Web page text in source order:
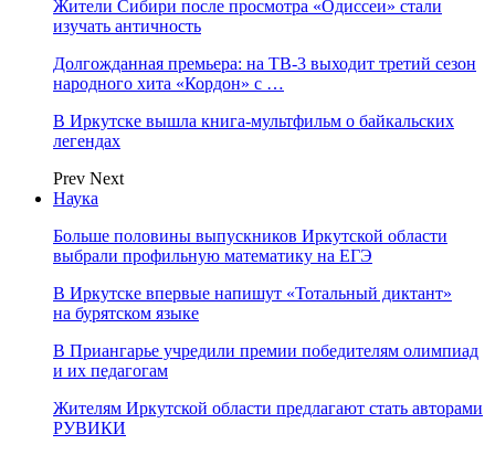
Жители Сибири после просмотра «Одиссеи» стали
изучать античность
Долгожданная премьера: на ТВ-3 выходит третий сезон
народного хита «Кордон» с …
В Иркутске вышла книга-мультфильм о байкальских
легендах
Prev Next
Наука
Больше половины выпускников Иркутской области
выбрали профильную математику на ЕГЭ
В Иркутске впервые напишут «Тотальный диктант»
на бурятском языке
В Приангарье учредили премии победителям олимпиад
и их педагогам
Жителям Иркутской области предлагают стать авторами
РУВИКИ